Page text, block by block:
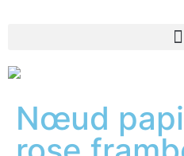
Nœud